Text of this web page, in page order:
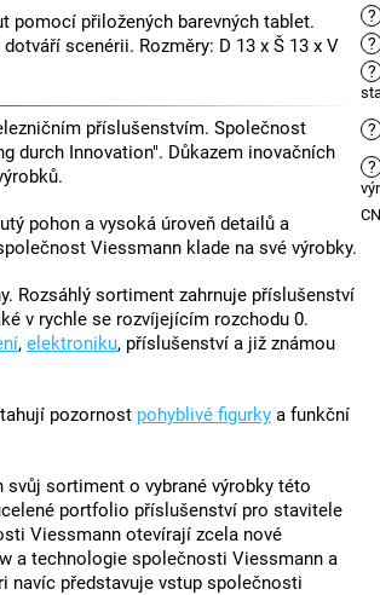
pomocí přiložených barevných tablet.
scenérii. Rozměry: D 13 x Š 13 x V
příslušenstvím. Společnost
durch Innovation". Důkazem inovačních
pohon a vysoká úroveň detailů a
Viessmann klade na své výrobky.
Rozsáhlý sortiment zahrnuje příslušenství
v rychle se rozvíjejícím rozchodu 0.
, elektroniku, příslušenství a již známou
pozornost pohyblivé figurky a funkční
sortiment o vybrané výrobky této
portfolio příslušenství pro stavitele
Viessmann otevírají zcela nové
a technologie společnosti Viessmann a
navíc představuje vstup společnosti
?
?
?
?
?
CN